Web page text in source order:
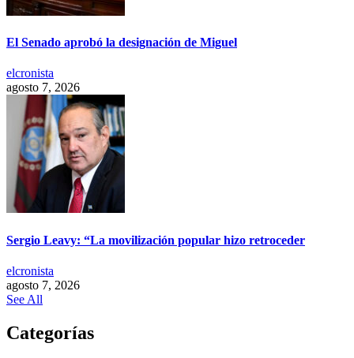
El Senado aprobó la designación de Miguel
elcronista
agosto 7, 2026
Sergio Leavy: “La movilización popular hizo retroceder
elcronista
agosto 7, 2026
See All
Categorías